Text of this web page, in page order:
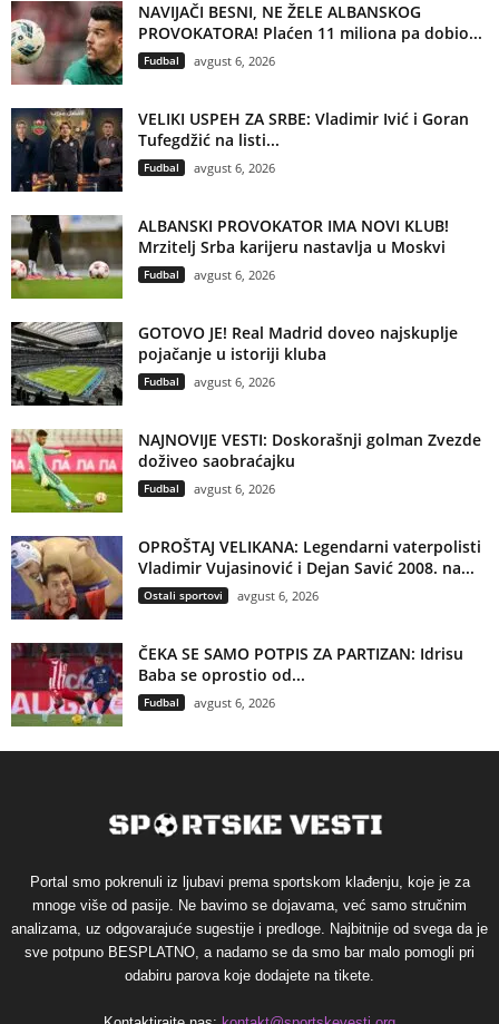
NAVIJAČI BESNI, NE ŽELE ALBANSKOG
PROVOKATORA! Plaćen 11 miliona pa dobio...
Fudbal avgust 6, 2026
VELIKI USPEH ZA SRBE: Vladimir Ivić i Goran
Tufegdžić na listi...
Fudbal avgust 6, 2026
ALBANSKI PROVOKATOR IMA NOVI KLUB!
Mrzitelj Srba karijeru nastavlja u Moskvi
Fudbal avgust 6, 2026
GOTOVO JE! Real Madrid doveo najskuplje
pojačanje u istoriji kluba
Fudbal avgust 6, 2026
NAJNOVIJE VESTI: Doskorašnji golman Zvezde
doživeo saobraćajku
Fudbal avgust 6, 2026
OPROŠTAJ VELIKANA: Legendarni vaterpolisti
Vladimir Vujasinović i Dejan Savić 2008. na...
Ostali sportovi avgust 6, 2026
ČEKA SE SAMO POTPIS ZA PARTIZAN: Idrisu
Baba se oprostio od...
Fudbal avgust 6, 2026
Portal smo pokrenuli iz ljubavi prema sportskom klađenju, koje je za
mnoge više od pasije. Ne bavimo se dojavama, već samo stručnim
analizama, uz odgovarajuće sugestije i predloge. Najbitnije od svega da je
sve potpuno BESPLATNO, a nadamo se da smo bar malo pomogli pri
odabiru parova koje dodajete na tikete.